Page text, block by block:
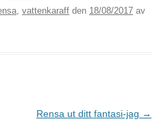
vattenkaraff den 18/08/2017 av
Rensa ut ditt fantasi-jag →